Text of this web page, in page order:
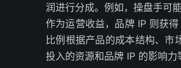
润进行分成。例如，操盘手可
作为运营收益，品牌 IP 则获
比例根据产品的成本结构、市
投入的资源和品牌 IP 的影响力